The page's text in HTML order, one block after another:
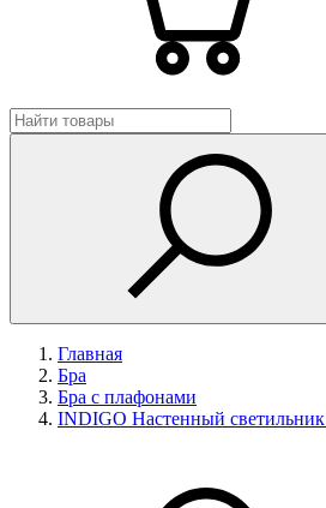
Главная
Бра
Бра с плафонами
INDIGO Настенный